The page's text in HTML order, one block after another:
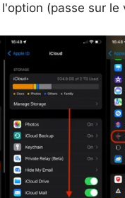
(passe sur le